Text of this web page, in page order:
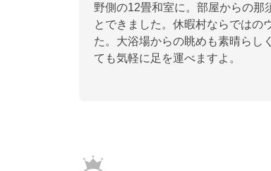
野側の12畳和室に。部屋からの那
とできました。休暇村ならではの
た。大浴場からの眺めも素晴らし
ても気軽に足を運べますよ。